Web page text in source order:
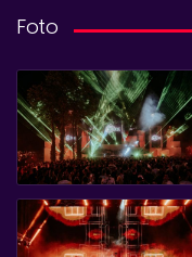
Foto